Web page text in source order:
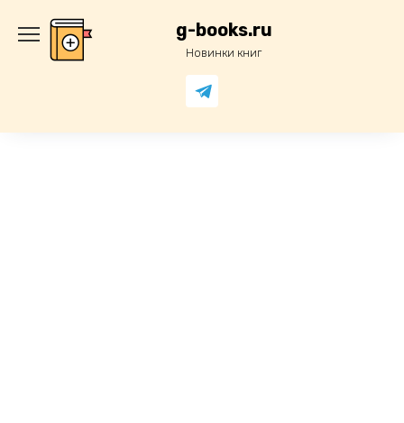
содержанию
g-books.ru
Новинки книг